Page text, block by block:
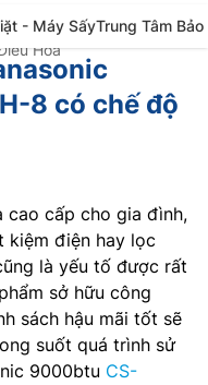
- Máy SấyTrung Tâm Bảo
Hòa
8 có chế độ
cao cấp cho gia đình,
kiệm điện hay lọc
là yếu tố được rất
sở hữu công
sách hậu mãi tốt sẽ
suốt quá trình sử
9000btu CS-